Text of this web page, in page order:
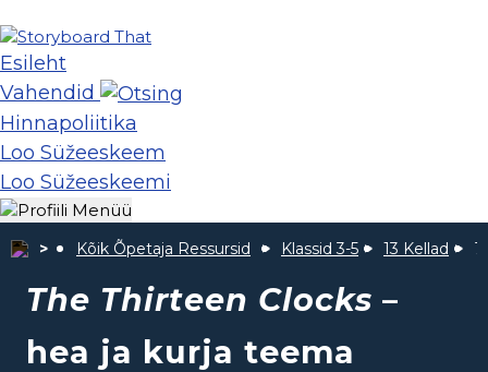
Esileht
Vahendid
Hinnapoliitika
Loo Süžeeskeem
Loo Süžeeskeemi
Kõik Õpetaja Ressursid Klassid 3-5 13 Kellad
The Thirteen Clocks –
hea ja kurja teema